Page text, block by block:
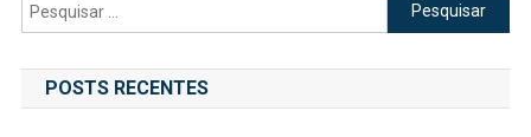
por:
POSTS RECENTES